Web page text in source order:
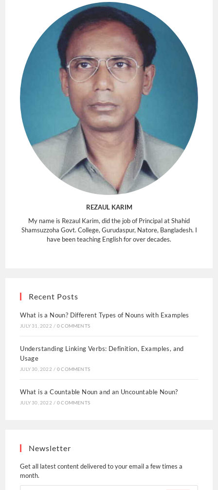
REZAUL KARIM
My name is Rezaul Karim, did the job of Principal at Shahid
Shamsuzzoha Govt. College, Gurudaspur, Natore, Bangladesh. I
have been teaching English for over decades.
Recent Posts
What is a Noun? Different Types of Nouns with Examples
JULY 31, 2022 / 0 COMMENTS
Understanding Linking Verbs: Definition, Examples, and
Usage
JULY 30, 2022 / 0 COMMENTS
What is a Countable Noun and an Uncountable Noun?
JULY 30, 2022 / 0 COMMENTS
Newsletter
Get all latest content delivered to your email a few times a
month.